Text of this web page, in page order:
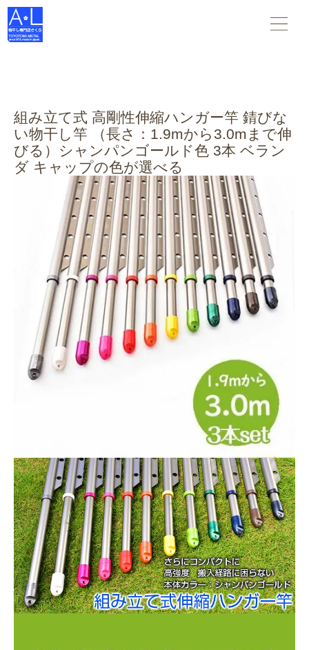
物干し竿 物干し台 布団干し がすべて揃う 物干し専門店さくら
。スタンダードな物干し・布団干しからデザインされた物干
し-- 創業45年の老舗物干しメーカーです。
組み立て式 高剛性伸縮ハンガー竿 錆びな
い物干し竿 （長さ：1.9mから3.0mまで伸
びる）シャンパンゴールド色 3本 ベラン
ダ キャップの色が選べる